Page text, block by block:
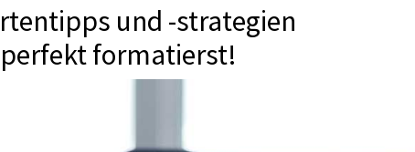
und -strategien
formatierst!